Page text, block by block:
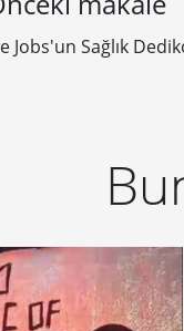
Jobs'un Sağlık